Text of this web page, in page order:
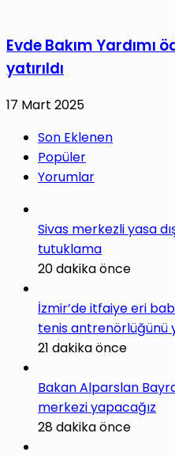
Evde Bakım Yardımı
yatırıldı
17 Mart 2025
Son Eklenen
Popüler
Yorumlar
Sivas merkezli yasa
tutuklama
20 dakika önce
İzmir’de itfaiye eri
tenis antrenörlüğünü
21 dakika önce
Bakan Alparslan
merkezi yapacağız
28 dakika önce